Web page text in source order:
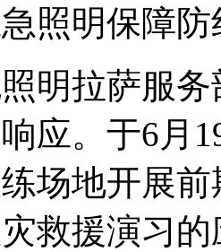
照明保障防
明拉萨服
应。于6月
场地开展
救援演习